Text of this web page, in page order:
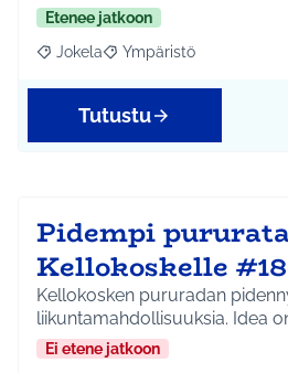
Etenee jatkoon
Rajaa tulokset aihepiirin mukaan:
Jokela Rajaa tulokset teeman
Ympäristö
Tutustu
Pidempi
Kellokoskelle
Kellokosken pururadan
Ei etene jatkoon